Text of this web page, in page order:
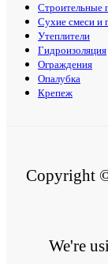
Строительные
Сухие смеси и
Утеплители
Гидроизоляция
Ограждения
Опалубка
Крепеж
Copyright
We're